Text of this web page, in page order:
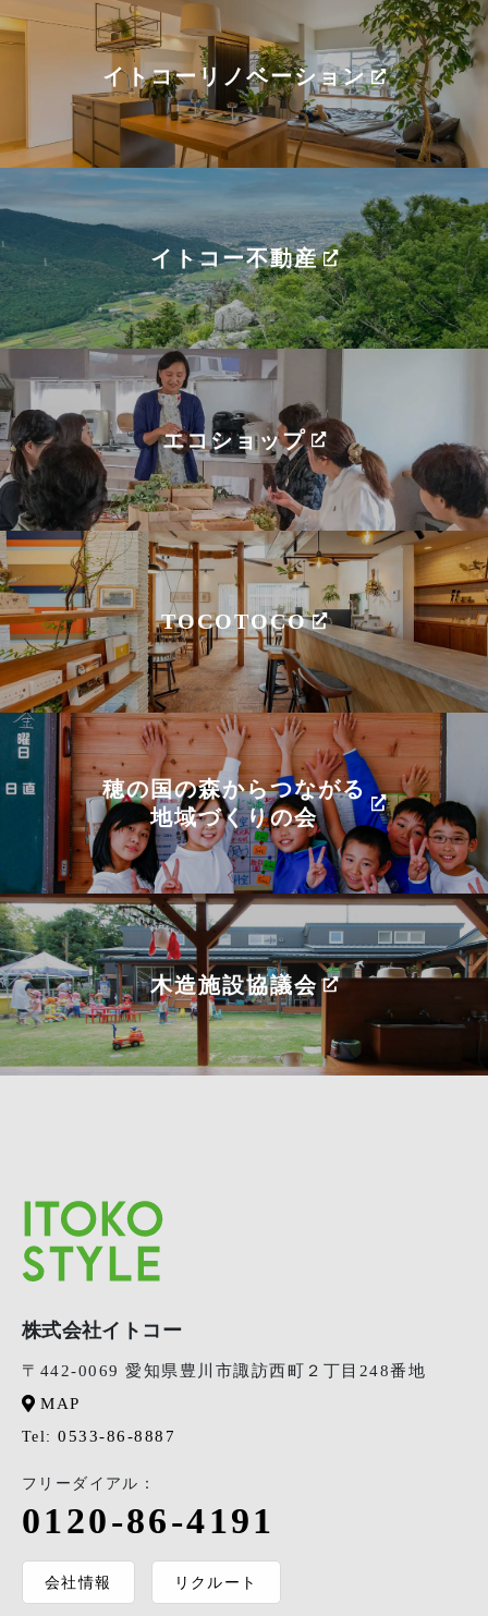
イトコーリノベーション
イトコー不動産
エコショップ
TOCOTOCO
穂の国の森からつながる
地域づくりの会
木造施設協議会
株式会社イトコー
〒442-0069 愛知県豊川市諏訪西町２丁目248番地
MAP
Tel: 0533-86-8887
フリーダイアル：
0120-86-4191
会社情報 リクルート